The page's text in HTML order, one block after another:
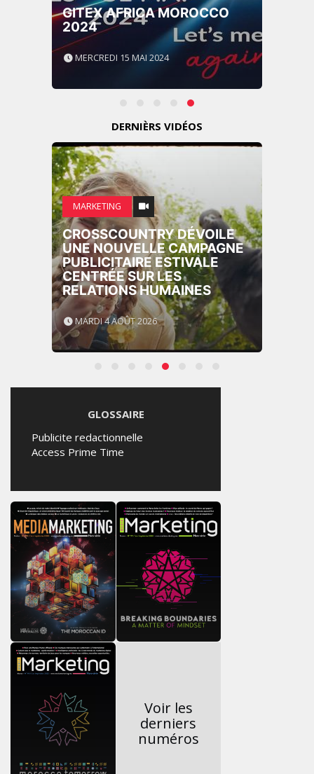
GITEX AFRICA MOROCCO
2024
MERCREDI 15 MAI 2024
DERNIÈRS VIDÉOS
MARKETING
CROSSCOUNTRY DÉVOILE
UNE NOUVELLE CAMPAGNE
PUBLICITAIRE ESTIVALE
CENTRÉE SUR LES
RELATIONS HUMAINES
MARDI 4 AOÛT 2026
GLOSSAIRE
Publicite redactionnelle
Access Prime Time
Voir les
derniers
numéros